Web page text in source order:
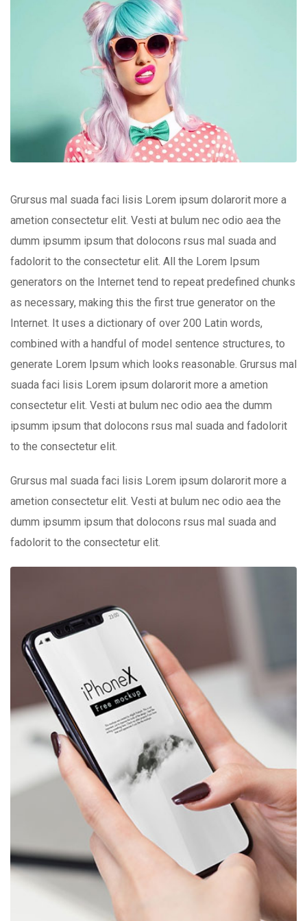
Grursus mal suada faci lisis Lorem ipsum dolarorit more a
ametion consectetur elit. Vesti at bulum nec odio aea the
dumm ipsumm ipsum that dolocons rsus mal suada and
fadolorit to the consectetur elit. All the Lorem Ipsum
generators on the Internet tend to repeat predefined chunks
as necessary, making this the first true generator on the
Internet. It uses a dictionary of over 200 Latin words,
combined with a handful of model sentence structures, to
generate Lorem Ipsum which looks reasonable. Grursus mal
suada faci lisis Lorem ipsum dolarorit more a ametion
consectetur elit. Vesti at bulum nec odio aea the dumm
ipsumm ipsum that dolocons rsus mal suada and fadolorit
to the consectetur elit.
Grursus mal suada faci lisis Lorem ipsum dolarorit more a
ametion consectetur elit. Vesti at bulum nec odio aea the
dumm ipsumm ipsum that dolocons rsus mal suada and
fadolorit to the consectetur elit.